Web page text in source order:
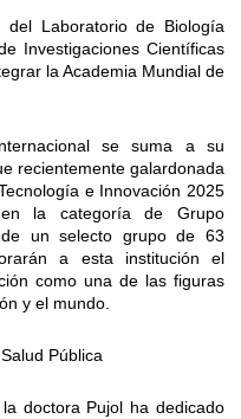
Laboratorio de Biología
Investigaciones Científicas
la Academia Mundial de
se suma a su
recientemente galardonada
e Innovación 2025
en la categoría de Grupo
un selecto grupo de 63
a esta institución el
como una de las figuras
y el mundo.
Pública
doctora Pujol ha dedicado